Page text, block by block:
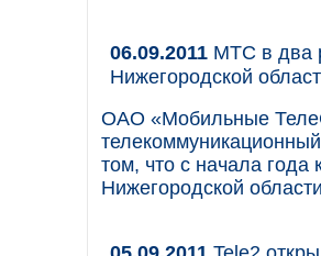
06.09.2011 МТС в два
Нижегородской
ОАО «Мобильные
том, что с начала
Нижегородской